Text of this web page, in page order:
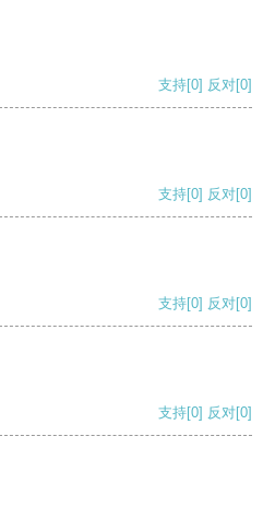
支持[0] 反对[0]
支持[0] 反对[0]
支持[0] 反对[0]
支持[0] 反对[0]